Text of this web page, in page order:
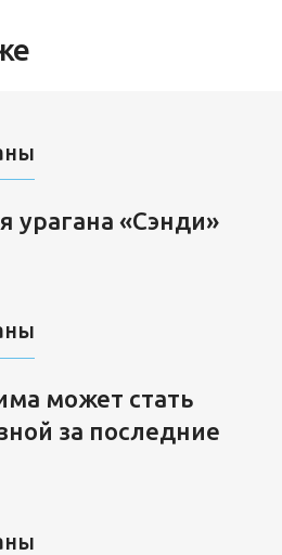
урагана «Сэнди»
может стать
за последние